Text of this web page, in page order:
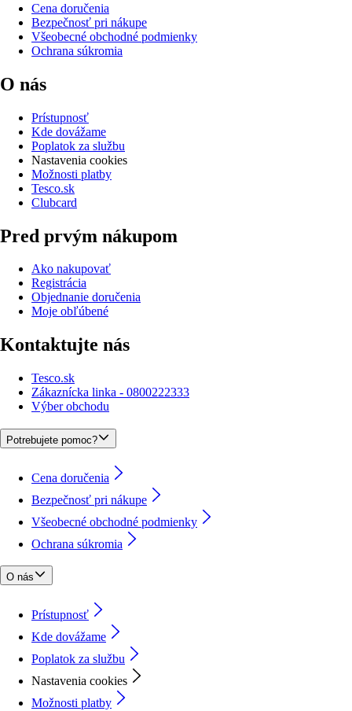
Cena doručenia
Bezpečnosť pri nákupe
Všeobecné obchodné podmienky
Ochrana súkromia
O nás
Prístupnosť
Kde dovážame
Poplatok za službu
Nastavenia cookies
Možnosti platby
Tesco.sk
Clubcard
Pred prvým nákupom
Ako nakupovať
Registrácia
Objednanie doručenia
Moje obľúbené
Kontaktujte nás
Tesco.sk
Zákaznícka linka - 0800222333
Výber obchodu
Potrebujete pomoc?
Cena doručenia
Bezpečnosť pri nákupe
Všeobecné obchodné podmienky
Ochrana súkromia
O nás
Prístupnosť
Kde dovážame
Poplatok za službu
Nastavenia cookies
Možnosti platby